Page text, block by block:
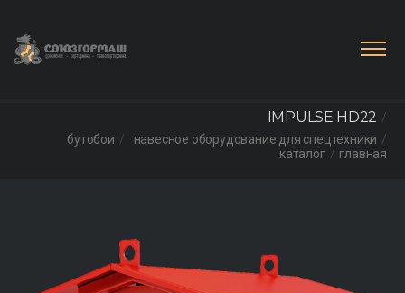
главная
каталог
навесное оборудование для спецтехники
бутобои
IMPULSE НD22